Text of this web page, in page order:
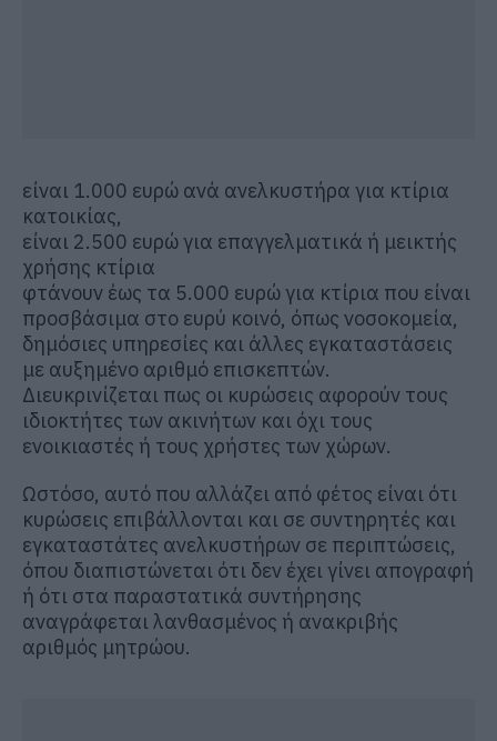
είναι 1.000 ευρώ ανά ανελκυστήρα για κτίρια
κατοικίας,
είναι 2.500 ευρώ για επαγγελματικά ή μεικτής
χρήσης κτίρια
φτάνουν έως τα 5.000 ευρώ για κτίρια που είναι
προσβάσιμα στο ευρύ κοινό, όπως νοσοκομεία,
δημόσιες υπηρεσίες και άλλες εγκαταστάσεις
με αυξημένο αριθμό επισκεπτών.
Διευκρινίζεται πως οι κυρώσεις αφορούν τους
ιδιοκτήτες των ακινήτων και όχι τους
ενοικιαστές ή τους χρήστες των χώρων.
Ωστόσο, αυτό που αλλάζει από φέτος είναι ότι
κυρώσεις επιβάλλονται και σε συντηρητές και
εγκαταστάτες ανελκυστήρων σε περιπτώσεις,
όπου διαπιστώνεται ότι δεν έχει γίνει απογραφή
ή ότι στα παραστατικά συντήρησης
αναγράφεται λανθασμένος ή ανακριβής
αριθμός μητρώου.